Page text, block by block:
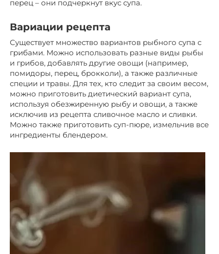
перец – они подчеркнут вкус супа.
Вариации рецепта
Существует множество вариантов рыбного супа с
грибами. Можно использовать разные виды рыбы
и грибов, добавлять другие овощи (например,
помидоры, перец, брокколи), а также различные
специи и травы. Для тех, кто следит за своим весом,
можно приготовить диетический вариант супа,
используя обезжиренную рыбу и овощи, а также
исключив из рецепта сливочное масло и сливки.
Можно также приготовить суп-пюре, измельчив все
ингредиенты блендером.